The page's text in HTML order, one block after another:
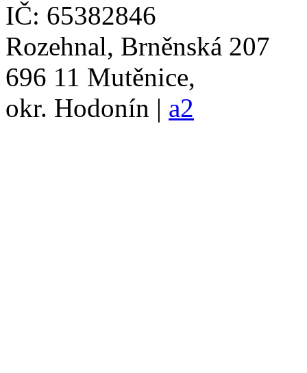
IČ: 65382846
Rozehnal, Brněnská 207
696 11 Mutěnice,
okr. Hodonín | a2